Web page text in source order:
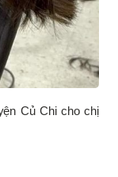
Củ Chi cho chị